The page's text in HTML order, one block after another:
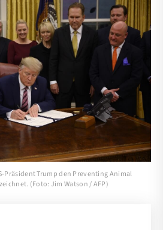
Präsident Trump den Preventing Animal
(Foto: Jim Watson / AFP)